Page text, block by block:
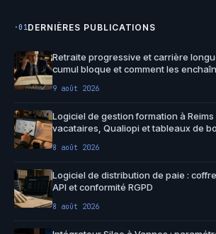
·01DERNIÈRES PUBLICATIONS
Retraite progressive et carrière
cumul bloque et comment les
9 août 2026
Logiciel de gestion formation à Reims
vacataires, Qualiopi et tableaux de
8 août 2026
Logiciel de distribution de paie :
API et conformité RGPD
8 août 2026